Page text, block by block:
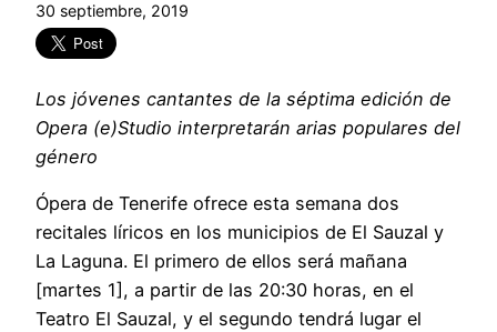
30 septiembre, 2019
Los jóvenes cantantes de la séptima edición de
Opera (e)Studio interpretarán arias populares del
género
Ópera de Tenerife ofrece esta semana dos
recitales líricos en los municipios de El Sauzal y
La Laguna. El primero de ellos será mañana
[martes 1], a partir de las 20:30 horas, en el
Teatro El Sauzal, y el segundo tendrá lugar el